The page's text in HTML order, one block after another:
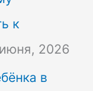
к
2026
в